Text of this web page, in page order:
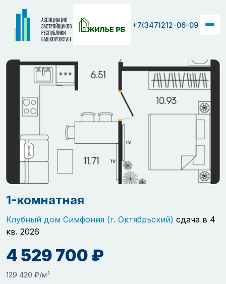
+7(347)212-06-09
1-комнатная
Клубный дом Симфония (г. Октябрьский) сдача в 4
кв. 2026
4 529 700 ₽
129 420 ₽/м²